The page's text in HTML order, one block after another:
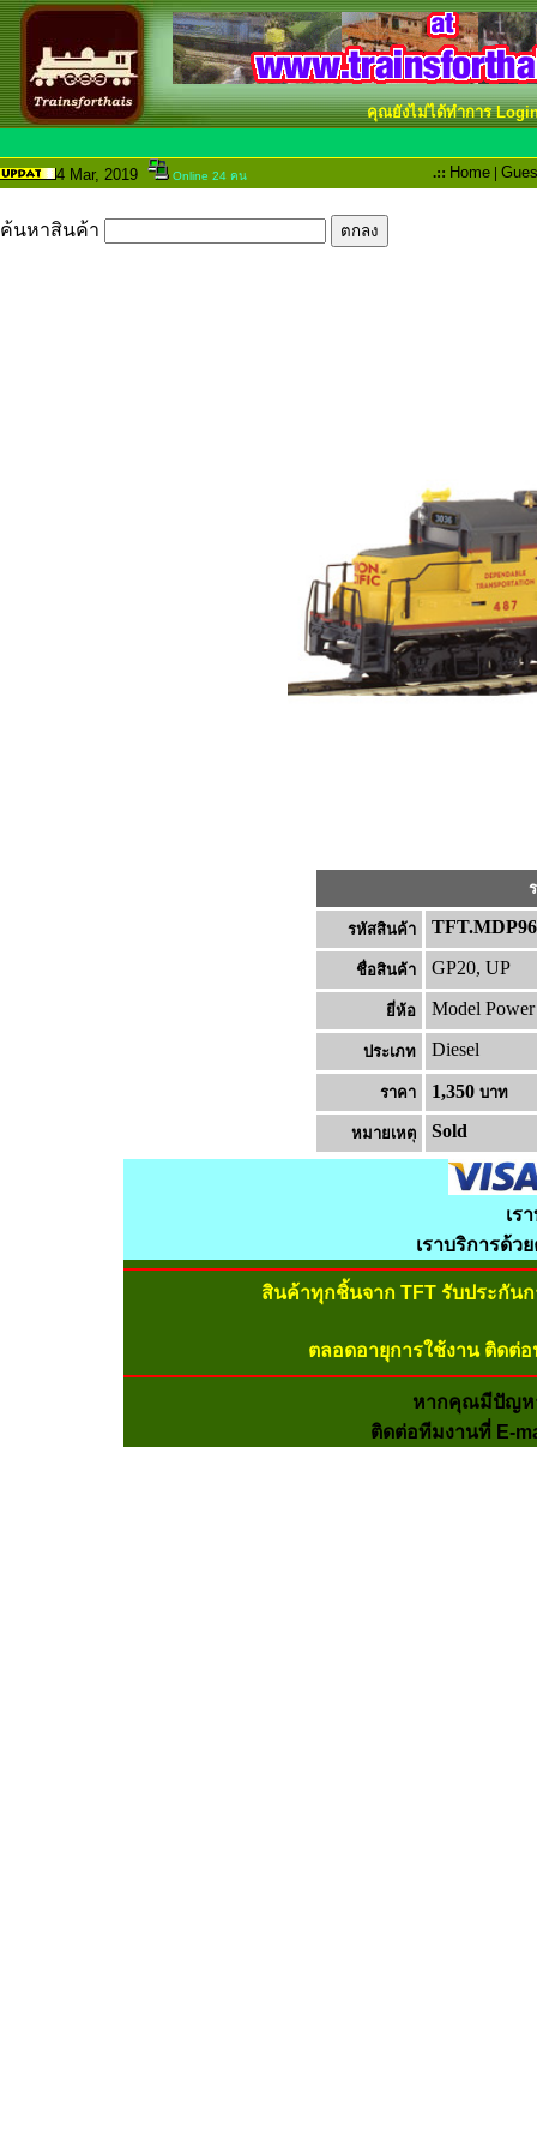
คุณยังไม่ได้ทำการ
4 Mar, 2019 Online 24 คน .:: Home |
ค้นหาสินค้า
รหัสสินค้า
ชื่อสินค้า GP20, UP
ยี่ห้อ Model Power
ประเภท Diesel
ราคา 1,350 บาท
หมายเหต Sold
เร
เราบริการด้ว
สินค้าทุกชิ้นจาก TFT รับประกัน
ตลอดอายุการใช้งาน ติดต่
หากคุณมีปัญห
ติดต่อทีมงานที่ E-